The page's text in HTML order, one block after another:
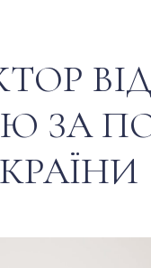
ЗА